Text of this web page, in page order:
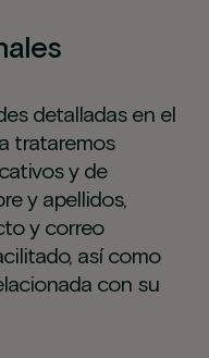
detalladas en el
trataremos
y de
y apellidos,
y correo
así como
con su